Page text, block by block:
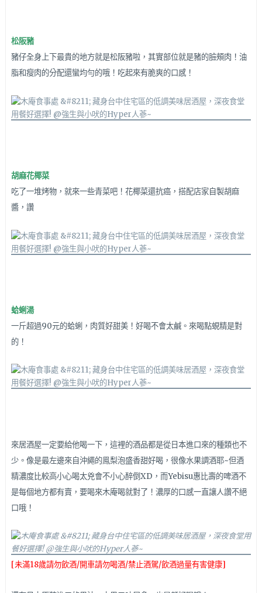
松阪豬
豬仔全身上下最貴的地方就是松阪豬啦，其實部位就是豬的臉頰肉！油
脂和瘦肉的分配還蠻均勻的哦！吃起來有脆爽的口感！
胡麻花椰菜
吃了一堆烤物，就來一些青菜吧！花椰菜還抗癌，搭配店家自製胡麻
醬，讚
蛤蜊湯
一斤超過90元的蛤蜊，肉質好甜美！好喝不會太鹹。來喝點蜆精是對
的！
來居酒屋一定要給他喝一下，這裡的酒品都是從日本進口來的種類也不
少。像是最左邊來自沖繩的鳯梨泡盛香甜好喝，很像水果調酒耶~但酒
精濃度比較高小心喝太兇會不小心醉倒XD，而Yebisu惠比壽的啤酒不
是每個地方都有賣，要喝來木庵喝就對了！濃厚的口感一直讓人讚不絕
口哦！
[未滿18歲請勿飲酒/開車請勿喝酒/禁止酒駕/飲酒過量有害健康]